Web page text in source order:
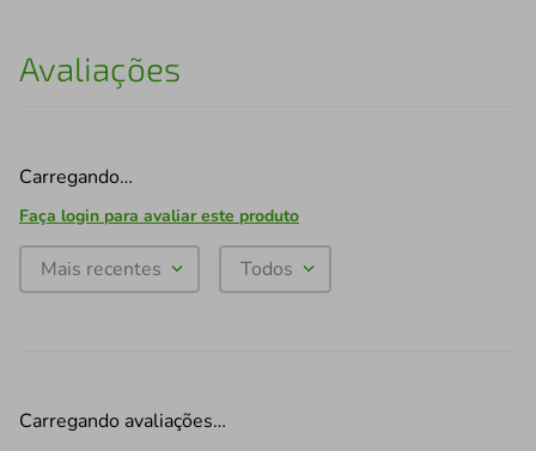
Avaliações
Carregando…
Faça login para avaliar este produto
Mais recentes Todos
Carregando avaliações…